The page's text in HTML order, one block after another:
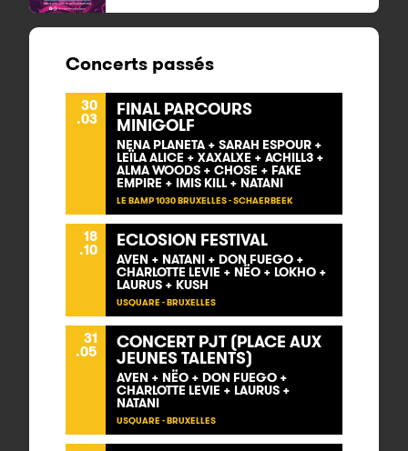
Concerts passés
30
.03 FINAL PARCOURS
MINIGOLF
NENA PLANETA + SARAH ESPOUR +
LEÏLA ALICE + XAXALXE + ACHILL3 +
ALMA WOODS + CHOSE + FAKE
EMPIRE + IMIS KILL + NATANI
LE BAMP 1030 BRUXELLES - SCHAERBEEK
18
.10 ECLOSION FESTIVAL
AVEN + NATANI + DON FUEGO +
CHARLOTTE LEVIE + NËO + LOKHO +
LAURUS + KUSH
USQUARE - BRUXELLES
31
.05 CONCERT PJT (PLACE AUX
JEUNES TALENTS)
AVEN + NËO + DON FUEGO +
CHARLOTTE LEVIE + LAURUS +
NATANI
USQUARE - BRUXELLES